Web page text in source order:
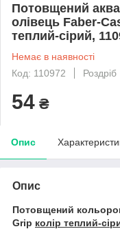
Потовщений
олівець Faber-
теплий-сірий,
Немає в наявності
Код: 110972
Роздріб
54 ₴
Опис
Опис
Потовщений
Grip колір теплий-